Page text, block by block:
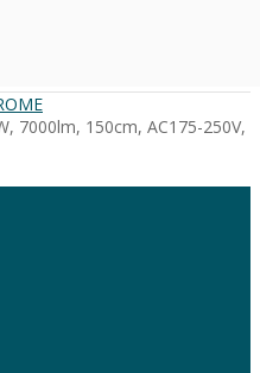
7000lm, 150cm, AC175-250V,